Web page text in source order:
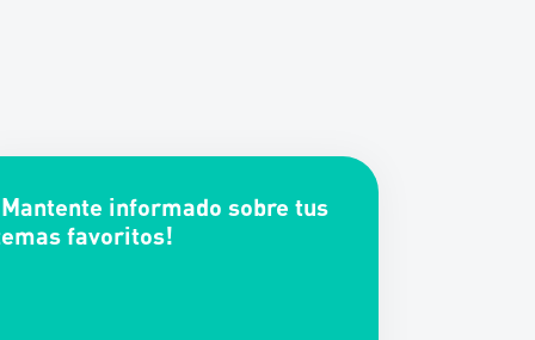
informado sobre tus
favoritos!